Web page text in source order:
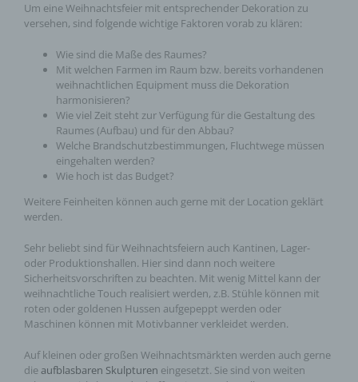
Um eine Weihnachtsfeier mit entsprechender Dekoration zu
versehen, sind folgende wichtige Faktoren vorab zu klären:
Wie sind die Maße des Raumes?
Mit welchen Farmen im Raum bzw. bereits vorhandenen
weihnachtlichen Equipment muss die Dekoration
harmonisieren?
Wie viel Zeit steht zur Verfügung für die Gestaltung des
Raumes (Aufbau) und für den Abbau?
Welche Brandschutzbestimmungen, Fluchtwege müssen
eingehalten werden?
Wie hoch ist das Budget?
Weitere Feinheiten können auch gerne mit der Location geklärt
werden.
Sehr beliebt sind für Weihnachtsfeiern auch Kantinen, Lager-
oder Produktionshallen. Hier sind dann noch weitere
Sicherheitsvorschriften zu beachten. Mit wenig Mittel kann der
weihnachtliche Touch realisiert werden, z.B. Stühle können mit
roten oder goldenen Hussen aufgepeppt werden oder
Maschinen können mit Motivbanner verkleidet werden.
Auf kleinen oder großen Weihnachtsmärkten werden auch gerne
dieaufblasbaren Skulpturen eingesetzt. Sie sind von weiten